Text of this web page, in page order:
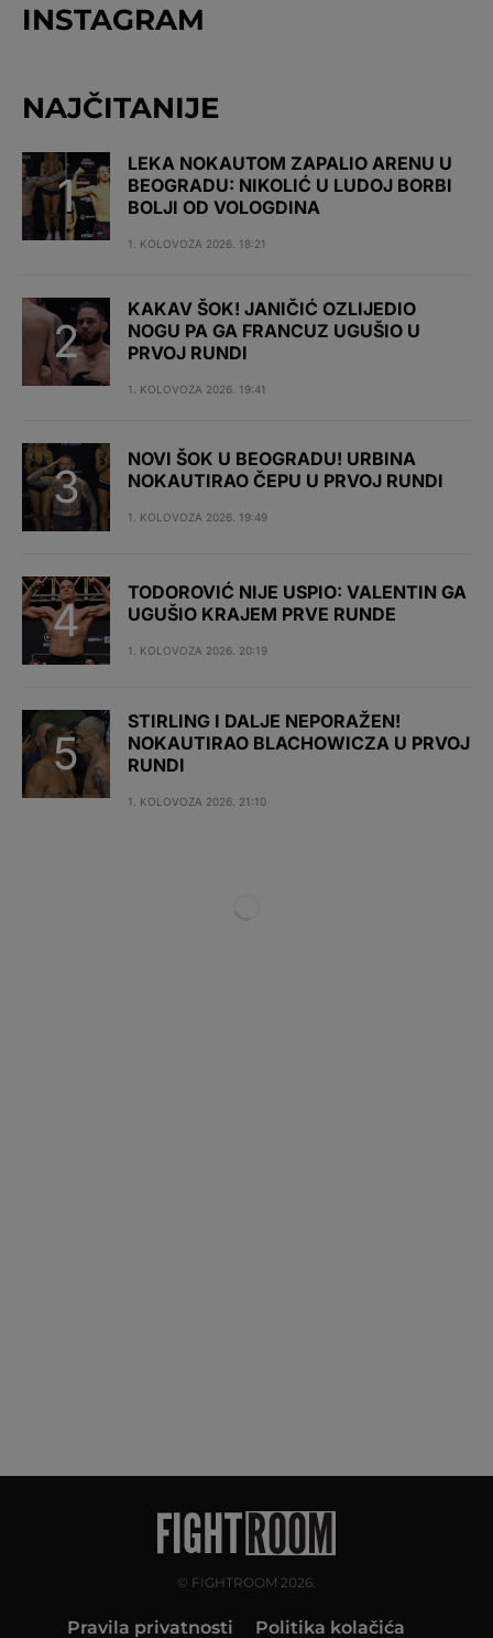
INSTAGRAM
NAJČITANIJE
LEKA NOKAUTOM ZAPALIO ARENU U
BEOGRADU: NIKOLIĆ U LUDOJ BORBI
BOLJI OD VOLOGDINA
1. KOLOVOZA 2026. 18:21
KAKAV ŠOK! JANIČIĆ OZLIJEDIO
NOGU PA GA FRANCUZ UGUŠIO U
PRVOJ RUNDI
1. KOLOVOZA 2026. 19:41
NOVI ŠOK U BEOGRADU! URBINA
NOKAUTIRAO ČEPU U PRVOJ RUNDI
1. KOLOVOZA 2026. 19:49
TODOROVIĆ NIJE USPIO: VALENTIN GA
UGUŠIO KRAJEM PRVE RUNDE
1. KOLOVOZA 2026. 20:19
STIRLING I DALJE NEPORAŽEN!
NOKAUTIRAO BLACHOWICZA U PRVOJ
RUNDI
1. KOLOVOZA 2026. 21:10
© FIGHTROOM 2026.
Pravila privatnosti Politika kolačića